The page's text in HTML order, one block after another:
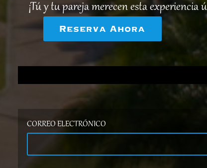
¡Tú y tu pareja merecen esta experiencia
Reserva Ahora
CORREO ELECTRÓNICO